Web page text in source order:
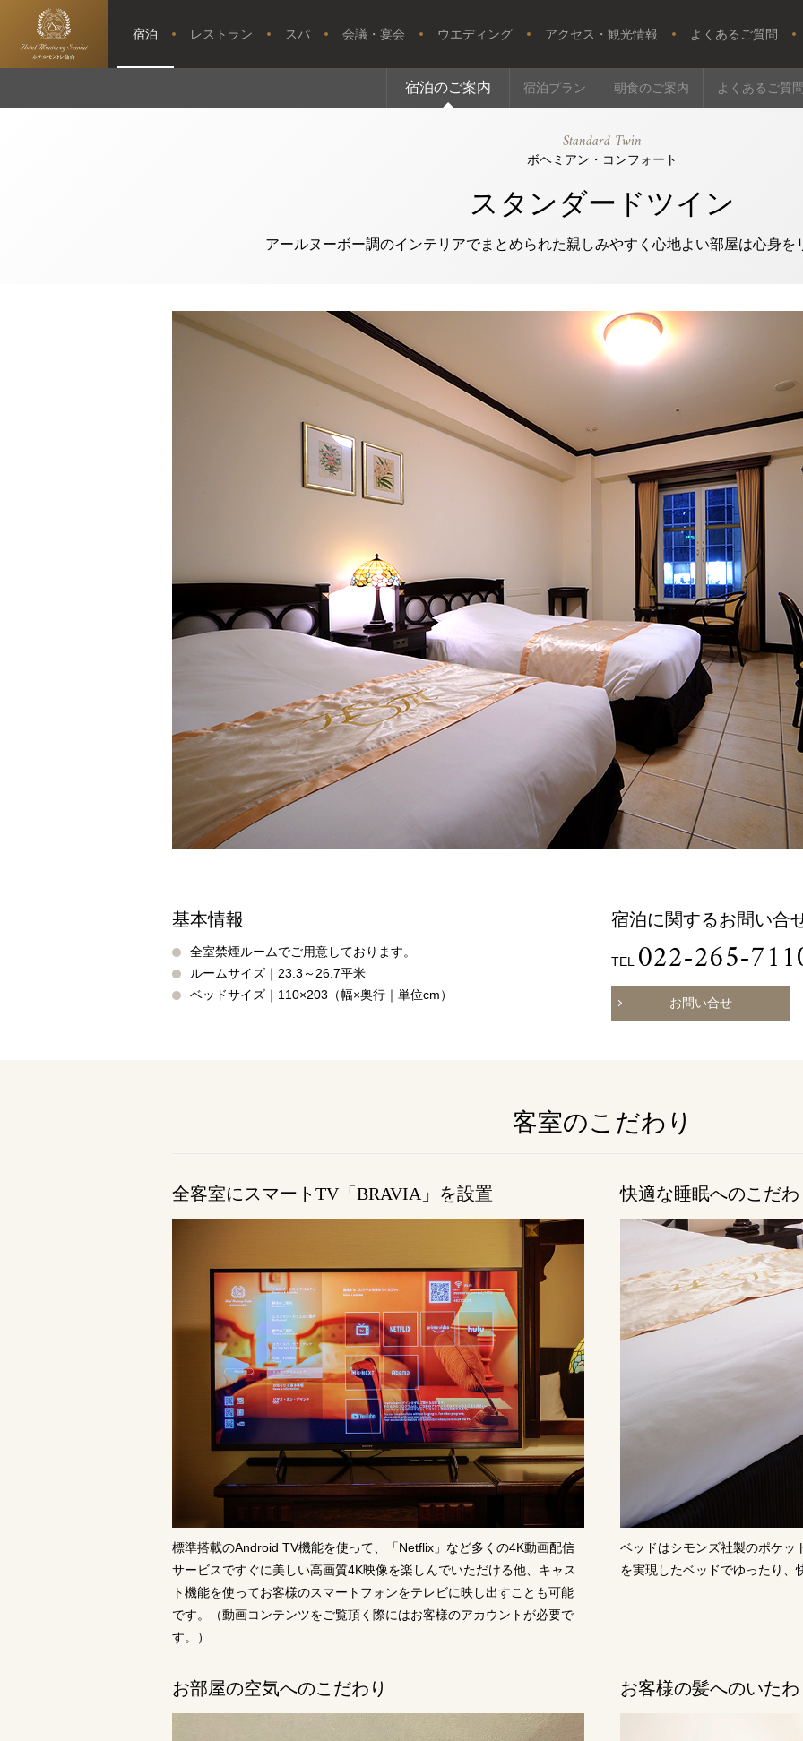
ンダードツイ
宿泊 レストラン スパ 会議・宴会 ウエディング アクセス・観光情報 よくあるご質問
宿泊のご案内 宿泊プラン 朝食のご案内 よくあるご質
Standard Twin
ボヘミアン・コンフォート
スタンダードツイン
アールヌーボー調のインテリアでまとめられた親しみやすく心地よい部屋は心身を
基本情報
全室禁煙ルームでご用意しております。
ルームサイズ｜23.3～26.7平米
ベッドサイズ｜110×203（幅×奥行｜単位cm）
宿泊に関するお問い合
TEL 022-265-
お問い合せ
客室のこだわり
全客室にスマートTV「BRAVIA」を設置
標準搭載のAndroid TV機能を使って、「Netflix」など多くの4K動画配信
サービスですぐに美しい高画質4K映像を楽しんでいただける他、キャス
ト機能を使ってお客様のスマートフォンをテレビに映し出すことも可能
です。（動画コンテンツをご覧頂く際にはお客様のアカウントが必要で
す。）
快適な睡眠へのこだわ
ベッドはシモンズ社製のポケッ
を実現したベッドでゆったり、
お部屋の空気へのこだわり お客様の髪へのいた
イン
スタ
グラ
ファ
イス
ブッ
ク
Reservation
レストラン予約
フランス料理「エスカー
レ」
ネットで予約する
022-265-5502
日本料理「隨縁亭」
ネットで予約する
022-265-5504
お問い合わせ
中国料
ネ
宿泊検索 航空券＋宿泊検索
チェックイン日がお決まりの方
チェックイン チェックアウト
人数
チェックイン日がお決まりでない方